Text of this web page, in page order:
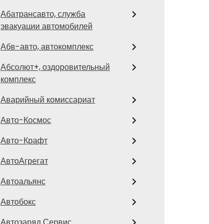
Абатрансавто, служба
эвакуации автомобилей
Абв-авто, автокомплекс
Абсолют+, оздоровительный
комплекс
Аварийный комиссариат
Авто-Космос
Авто-Крафт
АвтоАгрегат
Автоальянс
Автобокс